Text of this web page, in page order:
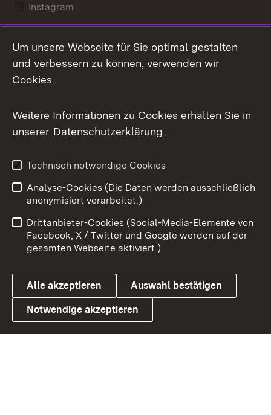
Instagram
Mastodon
Messenger
Social Wall
X / Twitter
Youtube
Link zum Landesportal
Benutzungshinweise
Barrierefreiheit
Datenschutz
Cookies
Um unsere Webseite für Sie optimal gestalten
und verbessern zu können, verwenden wir
Cookies.
Weitere Informationen zu Cookies erhalten Sie in
unserer Datenschutzerklärung.
Technisch notwendige Cookies
Analyse-Cookies (Die Daten werden ausschließlich
anonymisiert verarbeitet.)
Drittanbieter-Cookies (Social-Media-Elemente von
Facebook, X / Twitter und Google werden auf der
gesamten Webseite aktiviert.)
Alle akzeptieren Auswahl bestätigen
Notwendige akzeptieren